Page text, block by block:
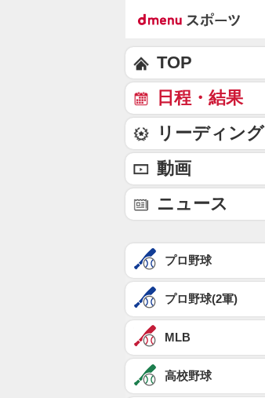
TOP
日程・結果
リーディング
動画
ニュース
プロ野球
プロ野球(2軍)
MLB
高校野球